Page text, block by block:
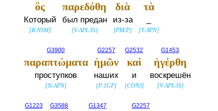
ὃς
Который
[R-NSM]
παρεδόθη
был предан
[V-API-3S]
διὰ
из-за
[PREP]
τὰ
[T-APN]
G3900
παραπτώματα
проступков
[N-APN]
G2257
ἡμῶν
наших
[P-1GP]
G2532
καὶ
и
[CONJ]
G1453
ἠγέρθη
воскрешён
[V-API-3S]
G1223 G3588 G1347 G2257